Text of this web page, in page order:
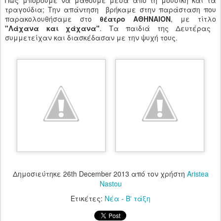
τραγούδια; Την απάντηση βρήκαμε στην παράσταση που
παρακολουθήσαμε στο θέατρο ΑΘΗΝΑΙΟΝ, με τίτλο
"Λάχανα και χάχανα". Τα παιδιά της Δευτέρας
συμμετείχαν και διασκέδασαν με την ψυχή τους.
Δημοσιεύτηκε 26th December 2013 από τον χρήστη Aristea
Nastou
Ετικέτες: Νέα - Β' τάξη